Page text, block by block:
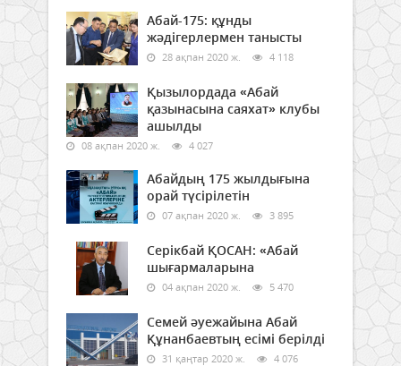
Абай-175: құнды
жәдігерлермен танысты
28 ақпан 2020 ж. 4 118
Қызылордада «Абай
қазынасына саяхат» клубы
ашылды
08 ақпан 2020 ж. 4 027
Абайдың 175 жылдығына
орай түсірілетін
07 ақпан 2020 ж. 3 895
Серікбай ҚОСАН: «Абай
шығармаларына
04 ақпан 2020 ж. 5 470
Семей әуежайына Абай
Құнанбаевтың есімі берілді
31 қаңтар 2020 ж. 4 076